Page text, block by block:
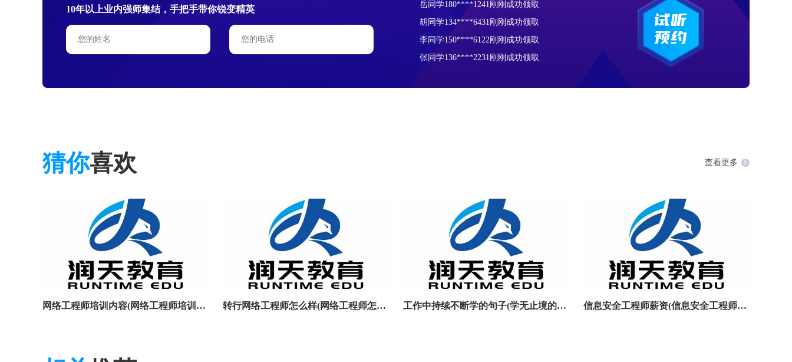
10年以上业内强师集结，手把手带你锐变精英
胡同学134****6431刚刚成功领取
李同学150****6122刚刚成功领取
张同学136****2231刚刚成功领取
孙同学178****5521刚刚成功领取
试听
预约
猜你喜欢 查看更多
网络工程师培训内容(网络工程师培训内容是什么 转行网络工程师怎么样(网络工程师怎么赚钱) 工作中持续不断学的句子(学无止境的励志句子 信息安全工程师薪资(信息安全工程师怎么样)